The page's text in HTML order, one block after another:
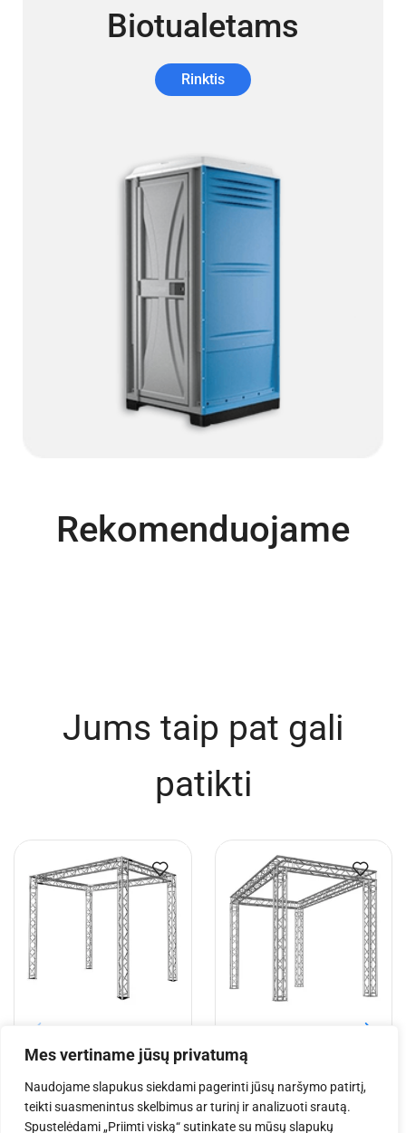
Mes vertiname jūsų privatumą
Naudojame slapukus siekdami pagerinti jūsų naršymo patirtį,
teikti suasmenintus skelbimus ar turinį ir analizuoti srautą.
Spustelėdami „Priimti viską“ sutinkate su mūsų slapukų
Biotualetams
Rinktis
Rekomenduojame
Jums taip pat gali
patikti
konstrukcija
€3,120.78 €4,084.81